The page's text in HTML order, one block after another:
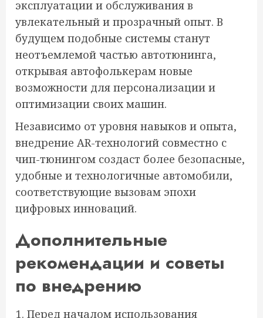
эксплуатации и обслуживания в
увлекательный и прозрачный опыт. В
будущем подобные системы станут
неотъемлемой частью автотюнинга,
открывая автофолькерам новые
возможности для персонализации и
оптимизации своих машин.
Независимо от уровня навыков и опыта,
внедрение AR-технологий совместно с
чип-тюнингом создаст более безопасные,
удобные и технологичные автомобили,
соответствующие вызовам эпохи
цифровых инноваций.
Дополнительные
рекомендации и советы
по внедрению
Перед началом использования